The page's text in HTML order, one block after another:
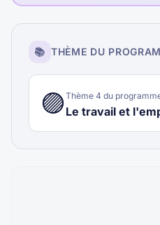
📚 THÈME DU
🟣 Thème 4 du
Le travail et